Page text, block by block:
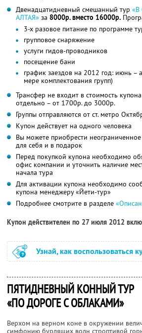
Двенадцатидневный смешанный тур «В
АЛТАЯ» за 8000р. вместо 16000р.
3-х разовое питание по программе
групповое снаряжение
услуги гидов-проводников
посещение бани
график заездов на 2012 год: июнь –
мере комплектования групп)
Трансфер не входит в стоимость
отдельно – от 1700р. до 3000р.
Группы отправляются от ст. метро
Купон действует на одного человека
Вы можете приобрести
для себя и в подарок
Перед покупкой купона необходимо
офис компании и уточнить наличие
начала тура
Для активации купона необходимо
купона менеджеру «Йети-тур»
Подробнее смотрите в разделе
Купон действителен по 27 июля 2012
Узнай, как воспользоваться
ПЯТИДНЕВНЫЙ КОННЫЙ ТУР
«ПО ДОРОГЕ С ОБЛАКАМИ»
Верхом на верном коне в окружении
симфонию бурлящих волн строптивой